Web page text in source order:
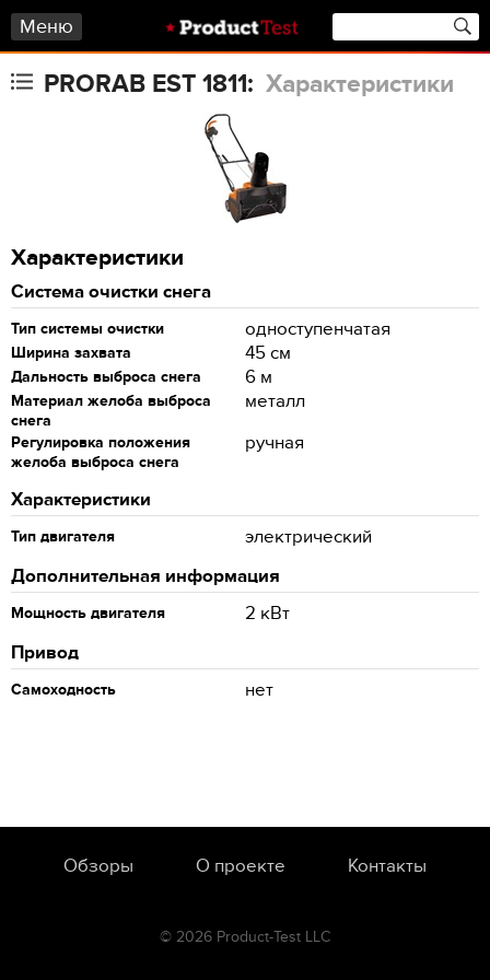
Меню
PRORAB EST 1811: Характеристики
Характеристики
Система очистки снега
Тип системы очистки одноступенчатая
Ширина захвата 45 см
Дальность выброса снега 6 м
Материал желоба выброса
снега
металл
Регулировка положения
желоба выброса снега
ручная
Характеристики
Тип двигателя
электрический
Дополнительная информация
Мощность двигателя
2 кВт
Привод
Самоходность нет
Обзоры О проекте Контакты
© 2026 Product-Test LLC